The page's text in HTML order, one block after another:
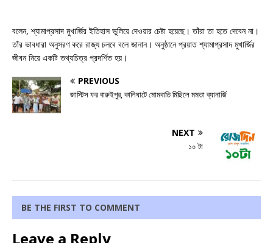
বলেন, শ্যামাপ্রসাদ মুখার্জির ইতিহাস ভুলিয়ে দেওয়ার চেষ্টা হয়েছে। তাঁরা তা হতে দেবেন না।
তাঁর ভাবধারা অনুসরণ করে রাজ্য চলবে বলে জানান। অনুষ্ঠানে প্রয়াত শ্যামাপ্রসাদ মুখার্জির
জীবন নিয়ে একটি তথ্যচিত্র প্রদর্শিত হয়।
PREVIOUS
জাস্টিস ফর বারুইপুর, কালিঘাটে মোমবাতি মিছিলে মমতা ব্যানার্জি
NEXT
১০ টা
BE THE FIRST TO COMMENT
Leave a Reply